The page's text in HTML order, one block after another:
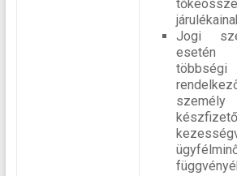
Jogi
készfizető